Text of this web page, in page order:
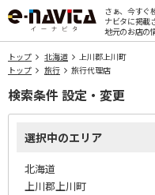
さぁ、今すぐ
ナビタに掲載
地元のお店の
トップ 北海道
上川郡上川町
トップ
旅行 旅行代理店
検索条件 設定・変更
選択中のエリア
北海道
上川郡上川町